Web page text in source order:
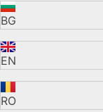
BG
EN
RO